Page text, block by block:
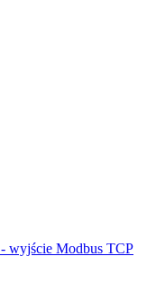
wyjście Modbus TCP